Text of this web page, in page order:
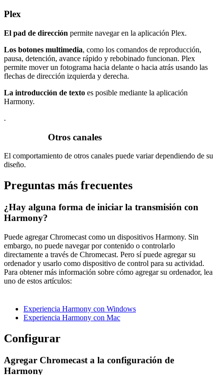
Plex
El pad de dirección permite navegar en la aplicación Plex.
Los botones multimedia, como los comandos de reproducción,
pausa, detención, avance rápido y rebobinado funcionan. Plex
permite mover un fotograma hacia delante o hacia atrás usando las
flechas de dirección izquierda y derecha.
La introducción de texto es posible mediante la aplicación
Harmony.
.
Otros canales
El comportamiento de otros canales puede variar dependiendo de su
diseño.
Preguntas más frecuentes
¿Hay alguna forma de iniciar la transmisión con
Harmony?
Puede agregar Chromecast como un dispositivos Harmony. Sin
embargo, no puede navegar por contenido o controlarlo
directamente a través de Chromecast. Pero sí puede agregar su
ordenador y usarlo como dispositivo de control para su actividad.
Para obtener más información sobre cómo agregar su ordenador, lea
uno de estos artículos:
Experiencia Harmony con Windows
Experiencia Harmony con Mac
Configurar
Agregar Chromecast a la configuración de
Harmony